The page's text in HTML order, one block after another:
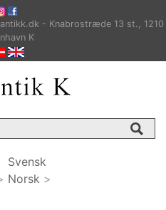
- Knabrostræde 13 st., 1210
K
Svensk
Norsk >